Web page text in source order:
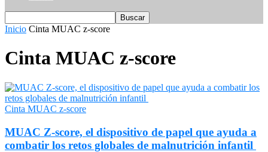
Inicio Cinta MUAC z-score
Cinta MUAC z-score
Cinta MUAC z-score
MUAC Z-score, el dispositivo de papel que ayuda a
combatir los retos globales de malnutrición infantil